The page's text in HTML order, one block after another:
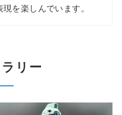
を楽しんでいます。
リー